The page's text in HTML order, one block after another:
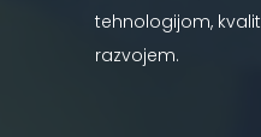
tehnologijom,
razvojem.